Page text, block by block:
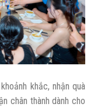
khắc, nhận quà
chân thành dành cho